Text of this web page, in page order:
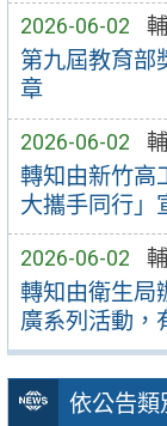
2026-06-02
第九屆教育部
章
2026-06-02
轉知由新竹高
大攜手同行」
2026-06-02
轉知由衛生局
廣系列活動，
依公告類